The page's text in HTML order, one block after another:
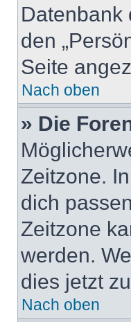
Datenbank
den
Seite
Nach oben
» Die
Zeitzone.
dich
Zeitzone
werden.
dies jetzt
Nach oben